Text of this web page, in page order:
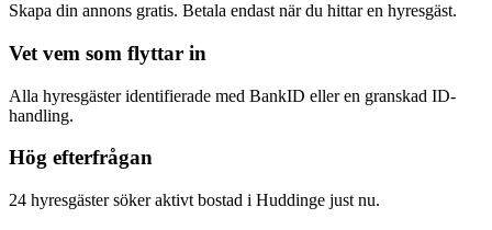
Skapa din annons gratis. Betala endast när du hittar en hyresgäst.
Vet vem som flyttar in
Alla hyresgäster identifierade med BankID eller en granskad ID-
handling.
Hög efterfrågan
24 hyresgäster söker aktivt bostad i Huddinge just nu.